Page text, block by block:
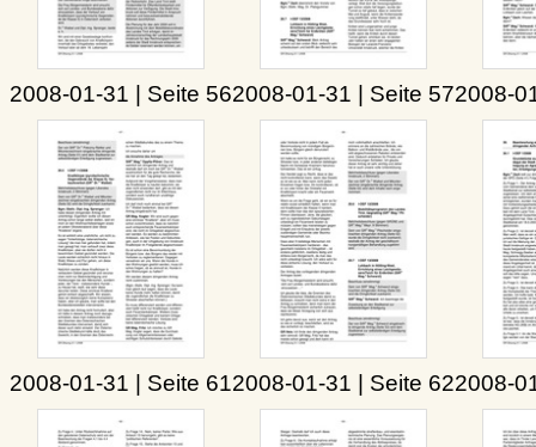
2008-01-31 | Seite 562008-01-31 | Seite 572008-
2008-01-31 | Seite 612008-01-31 | Seite 622008-